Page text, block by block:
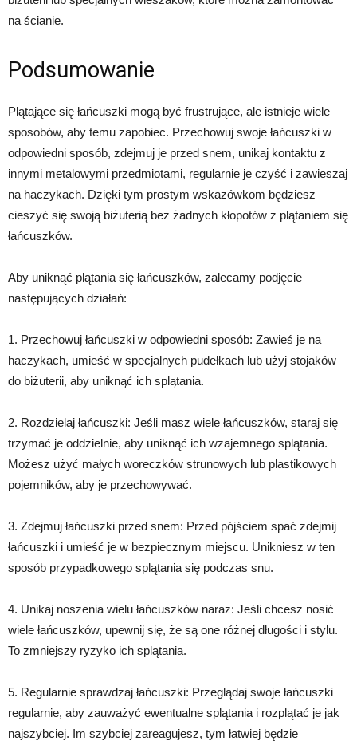
na ścianie.
Podsumowanie
Plątające się łańcuszki mogą być frustrujące, ale istnieje wiele
sposobów, aby temu zapobiec. Przechowuj swoje łańcuszki w
odpowiedni sposób, zdejmuj je przed snem, unikaj kontaktu z
innymi metalowymi przedmiotami, regularnie je czyść i zawieszaj
na haczykach. Dzięki tym prostym wskazówkom będziesz
cieszyć się swoją biżuterią bez żadnych kłopotów z plątaniem się
łańcuszków.
Aby uniknąć plątania się łańcuszków, zalecamy podjęcie
następujących działań:
1. Przechowuj łańcuszki w odpowiedni sposób: Zawieś je na
haczykach, umieść w specjalnych pudełkach lub użyj stojaków
do biżuterii, aby uniknąć ich splątania.
2. Rozdzielaj łańcuszki: Jeśli masz wiele łańcuszków, staraj się
trzymać je oddzielnie, aby uniknąć ich wzajemnego splątania.
Możesz użyć małych woreczków strunowych lub plastikowych
pojemników, aby je przechowywać.
3. Zdejmuj łańcuszki przed snem: Przed pójściem spać zdejmij
łańcuszki i umieść je w bezpiecznym miejscu. Unikniesz w ten
sposób przypadkowego splątania się podczas snu.
4. Unikaj noszenia wielu łańcuszków naraz: Jeśli chcesz nosić
wiele łańcuszków, upewnij się, że są one różnej długości i stylu.
To zmniejszy ryzyko ich splątania.
5. Regularnie sprawdzaj łańcuszki: Przeglądaj swoje łańcuszki
regularnie, aby zauważyć ewentualne splątania i rozplątać je jak
najszybciej. Im szybciej zareagujesz, tym łatwiej będzie